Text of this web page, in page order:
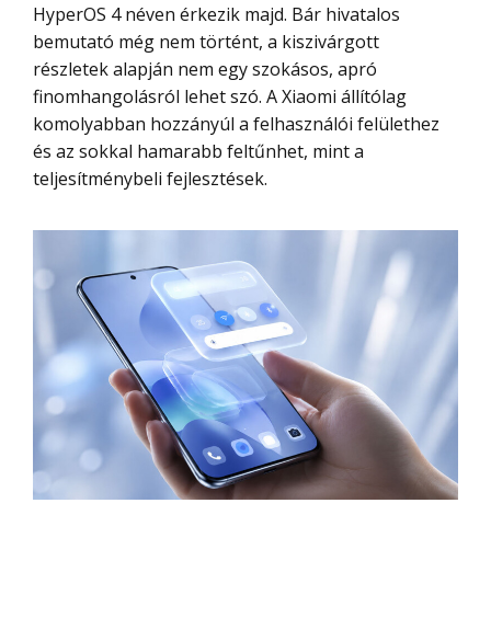
HyperOS 4 néven érkezik majd. Bár hivatalos
bemutató még nem történt, a kiszivárgott
részletek alapján nem egy szokásos, apró
finomhangolásról lehet szó. A Xiaomi állítólag
komolyabban hozzányúl a felhasználói felülethez
és az sokkal hamarabb feltűnhet, mint a
teljesítménybeli fejlesztések.